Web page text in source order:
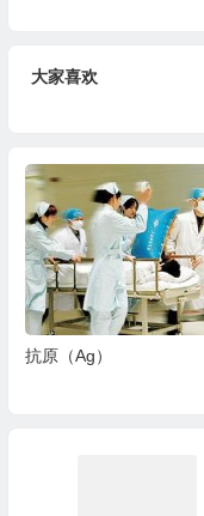
大家喜欢
抗原（Ag）